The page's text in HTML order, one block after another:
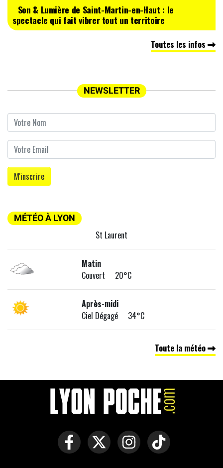
Son & Lumière de Saint-Martin-en-Haut : le
spectacle qui fait vibrer tout un territoire
Toutes les infos
NEWSLETTER
MÉTÉO À LYON
St Laurent
Matin
Couvert 20°C
Après-midi
Ciel Dégagé 34°C
Toute la météo